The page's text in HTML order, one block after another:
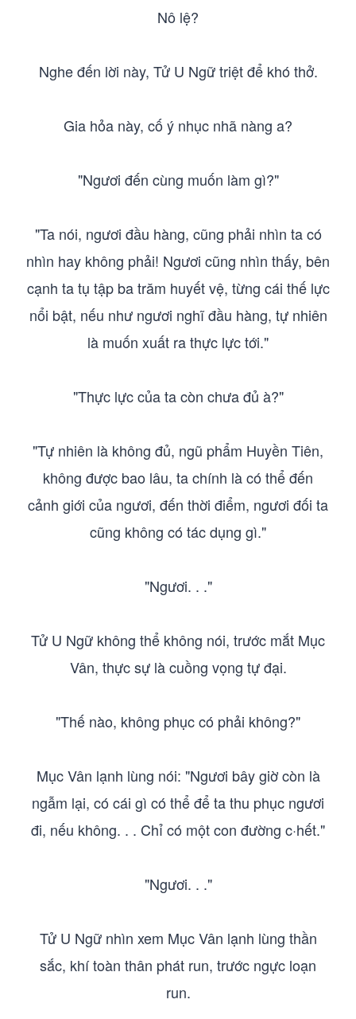
Nô lệ?
Nghe đến lời này, Tử U Ngữ triệt để khó thở.
Gia hỏa này, cố ý nhục nhã nàng a?
"Ngươi đến cùng muốn làm gì?"
"Ta nói, ngươi đầu hàng, cũng phải nhìn ta có
nhìn hay không phải! Ngươi cũng nhìn thấy, bên
cạnh ta tụ tập ba trăm huyết vệ, từng cái thế lực
nổi bật, nếu như ngươi nghĩ đầu hàng, tự nhiên
là muốn xuất ra thực lực tới."
"Thực lực của ta còn chưa đủ à?"
"Tự nhiên là không đủ, ngũ phẩm Huyền Tiên,
không được bao lâu, ta chính là có thể đến
cảnh giới của ngươi, đến thời điểm, ngươi đối ta
cũng không có tác dụng gì."
"Ngươi. . ."
Tử U Ngữ không thể không nói, trước mắt Mục
Vân, thực sự là cuồng vọng tự đại.
"Thế nào, không phục có phải không?"
Mục Vân lạnh lùng nói: "Ngươi bây giờ còn là
ngẫm lại, có cái gì có thể để ta thu phục ngươi
đi, nếu không. . . Chỉ có một con đường c·hết."
"Ngươi. . ."
Tử U Ngữ nhìn xem Mục Vân lạnh lùng thần
sắc, khí toàn thân phát run, trước ngực loạn
run.